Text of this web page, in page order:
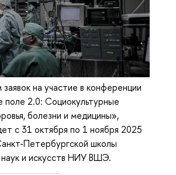
на участие в конференции
2.0: Социокультурные
болезни и медицины»,
с 31 октября по 1 ноября 2025
Петербургской школы
и искусств НИУ ВШЭ.